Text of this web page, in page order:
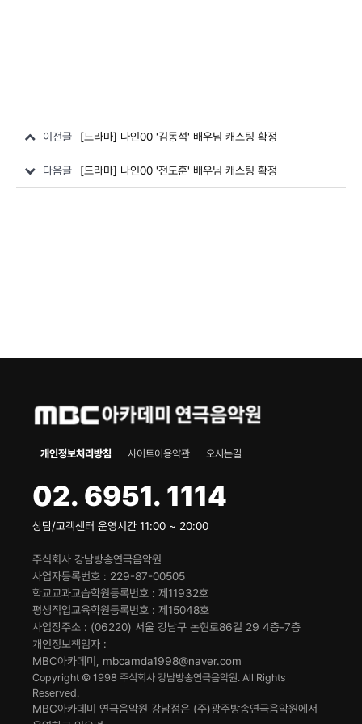
이전글 [드라마] 나인00 '김동석' 배우님 캐스팅 확정
다음글 [드라마] 나인00 '전도훈' 배우님 캐스팅 확정
개인정보처리방침 사이트이용약관 오시는길
02. 6951. 1114
상담/고객센터 운영시간 11:00 ~ 20:00
주식회사 강남방송연극음악원
사업자등록번호
229-87-00505
학교교과교습학원등록번호
제11932호
평생직업교육학원등록번호
제15048호
사업장주소
(06220) 서울 강남구 논현로86길 29 4층-7층
개인정보책임자
MBC아카데미, mbcamda1998@naver.com
Copyright © 1998 주식회사 강남방송연극음악원. All Rights
Reserved.
MBC아카데미 연극음악원 강남점은 (주)광주방송연극음악원에서